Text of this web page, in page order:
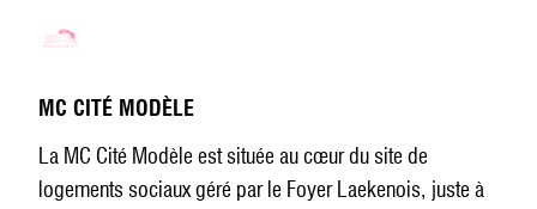
MC CITÉ MODÈLE
La MC Cité Modèle est située au cœur du site de
logements sociaux géré par le Foyer Laekenois, juste à